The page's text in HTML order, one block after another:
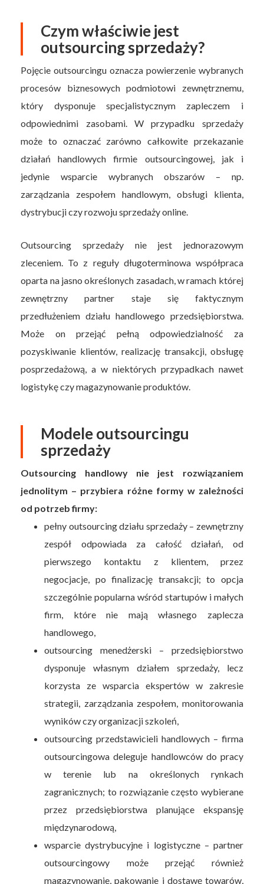
Czym właściwie jest
outsourcing sprzedaży?
Pojęcie outsourcingu oznacza powierzenie wybranych
procesów biznesowych podmiotowi zewnętrznemu,
który dysponuje specjalistycznym zapleczem i
odpowiednimi zasobami. W przypadku sprzedaży
może to oznaczać zarówno całkowite przekazanie
działań handlowych firmie outsourcingowej, jak i
jedynie wsparcie wybranych obszarów – np.
zarządzania zespołem handlowym, obsługi klienta,
dystrybucji czy rozwoju sprzedaży online.
Outsourcing sprzedaży nie jest jednorazowym
zleceniem. To z reguły długoterminowa współpraca
oparta na jasno określonych zasadach, w ramach której
zewnętrzny partner staje się faktycznym
przedłużeniem działu handlowego przedsiębiorstwa.
Może on przejąć pełną odpowiedzialność za
pozyskiwanie klientów, realizację transakcji, obsługę
posprzedażową, a w niektórych przypadkach nawet
logistykę czy magazynowanie produktów.
Modele outsourcingu
sprzedaży
Outsourcing handlowy nie jest rozwiązaniem
jednolitym – przybiera różne formy w zależności
od potrzeb firmy:
pełny outsourcing działu sprzedaży – zewnętrzny
zespół odpowiada za całość działań, od
pierwszego kontaktu z klientem, przez
negocjacje, po finalizację transakcji; to opcja
szczególnie popularna wśród startupów i małych
firm, które nie mają własnego zaplecza
handlowego,
outsourcing menedżerski – przedsiębiorstwo
dysponuje własnym działem sprzedaży, lecz
korzysta ze wsparcia ekspertów w zakresie
strategii, zarządzania zespołem, monitorowania
wyników czy organizacji szkoleń,
outsourcing przedstawicieli handlowych – firma
outsourcingowa deleguje handlowców do pracy
w terenie lub na określonych rynkach
zagranicznych; to rozwiązanie często wybierane
przez przedsiębiorstwa planujące ekspansję
międzynarodową,
wsparcie dystrybucyjne i logistyczne – partner
outsourcingowy może przejąć również
magazynowanie, pakowanie i dostawę towarów,